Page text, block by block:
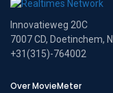
Innovatieweg 20C
7007 CD, Doetinchem,
+31(315)-764002
Over MovieMeter